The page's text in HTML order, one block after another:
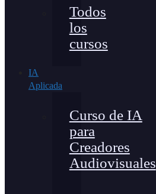
Todos
los
cursos
IA
Aplicada
Curso de IA
para
Creadores
Audiovisuales